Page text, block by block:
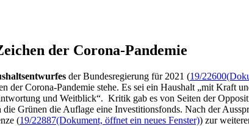
der Corona-Pandemie
der Bundesregierung für 2021 (19/22600
Corona-Pandemie stehe. Es sei ein Haushalt „mit Kraft
und Weitblick“. Kritik gab es von Seiten der
die Grünen die Auflage eine Investitionsfonds. Nach der
(19/22887(Dokument, öffnet ein neues Fenster)) zur